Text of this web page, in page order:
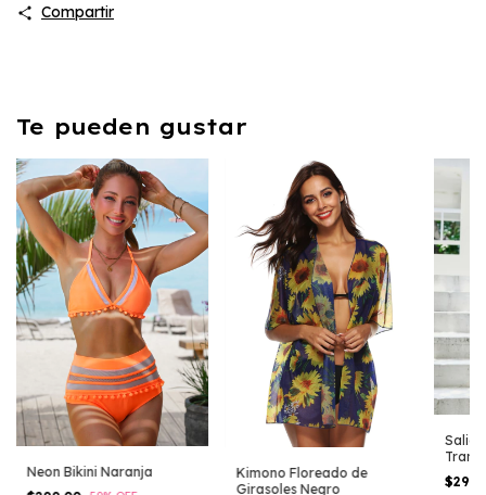
Compartir
Te pueden gustar
Neon Bikini Naranja
Kimono Floreado de
Girasoles Negro